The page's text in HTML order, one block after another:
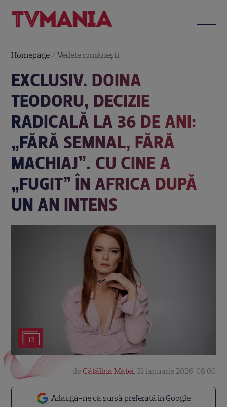
Homepage /Vedete româneşti
EXCLUSIV. DOINA
TEODORU, DECIZIE
RADICALĂ LA 36 DE ANI:
„FĂRĂ SEMNAL, FĂRĂ
MACHIAJ”. CU CINE A
„FUGIT” ÎN AFRICA DUPĂ
UN AN INTENS
13
Adaugă-ne ca sursă preferată în Google
de Cătălina Matei, 31 ianuarie 2026, 08:00